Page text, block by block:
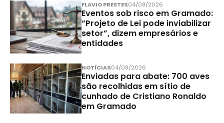
FLAVIO PRESTES04/08/2026
Eventos sob risco em Gramado:
“Projeto de Lei pode inviabilizar
setor”, dizem empresários e
entidades
NOTÍCIAS04/08/2026
Enviadas para abate: 700 aves
são recolhidas em sítio de
cunhado de Cristiano Ronaldo
em Gramado